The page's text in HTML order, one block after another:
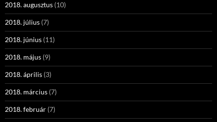
2018. augusztus (10)
2018. július (7)
2018. június (11)
2018. május (9)
2018. április (3)
2018. március (7)
2018. február (7)